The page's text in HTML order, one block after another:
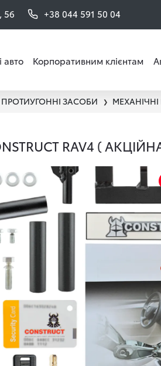
56 +38 044 591 50 04
авто Корпоративним клієнтам
ПРОТИУГОННІ ЗАСОБИ ❯
RAV4 (